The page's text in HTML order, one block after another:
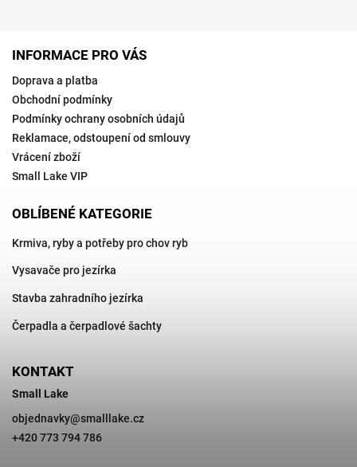
INFORMACE PRO VÁS
Doprava a platba
Obchodní podmínky
Podmínky ochrany osobních údajů
Reklamace, odstoupení od smlouvy
Vrácení zboží
Small Lake VIP
OBLÍBENÉ KATEGORIE
Krmiva, ryby a potřeby pro chov ryb
Vysavače pro jezírka
Stavba zahradního jezírka
Čerpadla a čerpadlové šachty
KONTAKT
Small Lake
objednavky@smalllake.cz
+420 773 794 786